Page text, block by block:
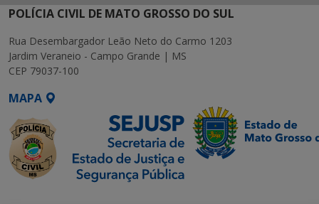
POLÍCIA CIVIL DE MATO GROSSO DO SUL
Rua Desembargador Leão Neto do Carmo 1203
Jardim Veraneio - Campo Grande | MS
CEP 79037-100
MAPA